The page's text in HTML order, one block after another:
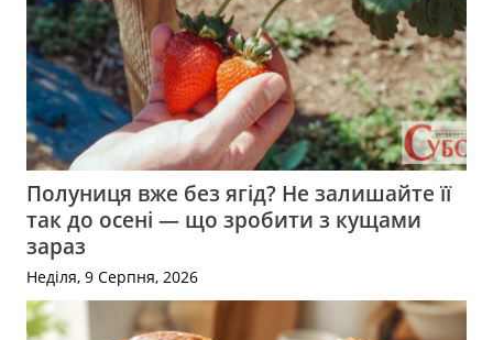
Полуниця вже без ягід? Не залишайте її
так до осені — що зробити з кущами
зараз
Неділя, 9 Серпня, 2026